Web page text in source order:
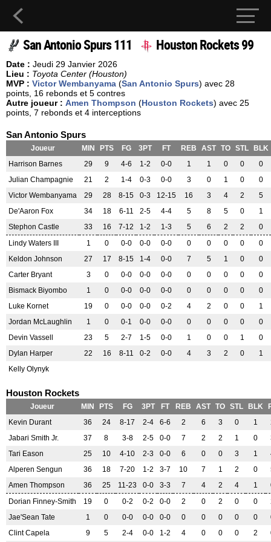
San Antonio Spurs 111 Houston Rockets 99
Date : Jeudi 29 Janvier 2026
Lieu : Toyota Center (Houston)
MVP : Victor Wembanyama (San Antonio Spurs) avec 28
points, 16 rebonds et 5 contres
Autre joueur : Amen Thompson (Houston Rockets) avec 25
points, 7 rebonds et 4 interceptions
San Antonio Spurs
Joueur MIN PTS FG 3PT FT REB AST TO STL
BLK
Harrison Barnes
29 9 4-6 1-2 0-0 1 1 0 0
0
Julian Champagnie
21 2 1-4 0-3 0-0 3 0 1 0
0
Victor Wembanyama
29 28 8-15 0-3 12-15 16 3 4 2
5
De'Aaron Fox
34 18 6-11 2-5 4-4 5 8 5 0
1
Stephon Castle
33 16 7-12 1-2 1-3 5 6 2 2
0
Lindy Waters III
1 0 0-0 0-0 0-0 0 0 0 0
0
Keldon Johnson
27 17 8-15 1-4 0-0 7 5 1 0
0
Carter Bryant
3 0 0-0 0-0 0-0 0 0 0 0
0
Bismack Biyombo
1 0 0-0 0-0 0-0 0 0 0 0
0
Luke Kornet
19 0 0-0 0-0 0-2 4 2 0 0
1
Jordan McLaughlin
1 0 0-1 0-0 0-0 0 0 0 0
0
Devin Vassell
23 5 2-7 1-5 0-0 1 0 0 1
0
Dylan Harper
22 16 8-11 0-2 0-0 4 3 2 0
1
Kelly Olynyk
Houston Rockets
Joueur MIN PTS FG 3PT FT REB AST TO STL BLK
Kevin Durant
36 24 8-17 2-4 6-6 2 6 3 0 1
Jabari Smith Jr.
37 8 3-8 2-5 0-0 7 2 2 1 0
Tari Eason
25 10 4-10 2-3 0-0 6 0 0 3 1
Alperen Sengun
36 18 7-20 1-2 3-7 10 7 1 2 0
Amen Thompson
36 25 11-23 0-0 3-3 7 4 2 4 1
Dorian Finney-Smith
19 0 0-2 0-2 0-0 2 0 2 0 0
Jae'Sean Tate
1 0 0-0 0-0 0-0 0 0 0 0 0
Clint Capela
9 5 2-4 0-0 1-2 4 0 0 0 2